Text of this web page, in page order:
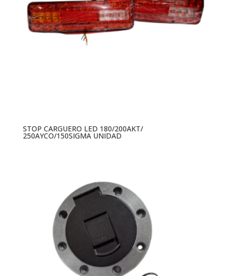
STOP CARGUERO LED 180/200AKT/
250AYCO/150SIGMA UNIDAD